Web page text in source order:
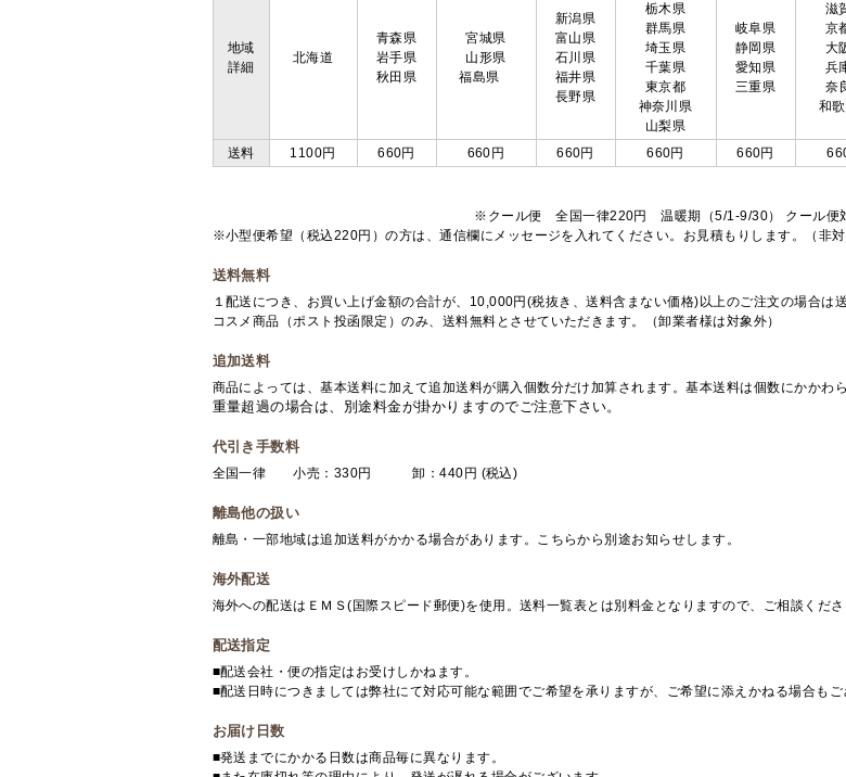
地域
詳細
北海道
青森県
岩手県
秋田県
宮城県
山形県
福島県
新潟県
富山県
石川県
福井県
長野県
栃木県
群馬県
埼玉県
千葉県
東京都
神奈川県
山梨県
岐阜県
静岡県
愛知県
三重県
滋
京
大
兵
奈
和
送料 1100円 660円 660円 660円 660円 660円
※クール便 全国一律220円 温暖期（5/1-9/30） クール便
※小型便希望（税込220円）の方は、通信欄にメッセージを入れてください。お見積もりします。（非対
送料無料
１配送につき、お買い上げ金額の合計が、10,000円(税抜き、送料含まない価格)以上のご注文の場合は
コスメ商品（ポスト投函限定）のみ、送料無料とさせていただきます。（卸業者様は対象外）
追加送料
商品によっては、基本送料に加えて追加送料が購入個数分だけ加算されます。基本送料は個数にかかわ
重量超過の場合は、別途料金が掛かりますのでご注意下さい。
代引き手数料
全国一律 小売：330円 卸：440円 (税込)
離島他の扱い
離島・一部地域は追加送料がかかる場合があります。こちらから別途お知らせします。
海外配送
海外への配送はＥＭＳ(国際スピード郵便)を使用。送料一覧表とは別料金となりますので、ご相談くださ
配送指定
■配送会社・便の指定はお受けしかねます。
■配送日時につきましては弊社にて対応可能な範囲でご希望を承りますが、ご希望に添えかねる場合もご
お届け日数
■発送までにかかる日数は商品毎に異なります。